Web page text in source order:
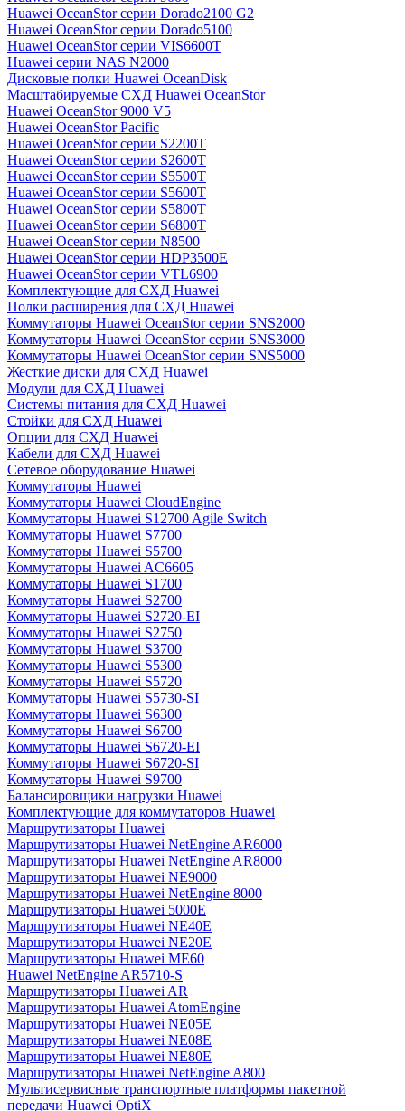
Huawei OceanStor серии Dorado2100 G2
Huawei OceanStor серии Dorado5100
Huawei OceanStor серии VIS6600T
Huawei серии NAS N2000
Дисковые полки Huawei OceanDisk
Масштабируемые СХД Huawei OceanStor
Huawei OceanStor 9000 V5
Huawei OceanStor Pacific
Huawei OceanStor серии S2200T
Huawei OceanStor серии S2600T
Huawei OceanStor серии S5500T
Huawei OceanStor серии S5600T
Huawei OceanStor серии S5800T
Huawei OceanStor серии S6800T
Huawei OceanStor серии N8500
Huawei OceanStor серии HDP3500E
Huawei OceanStor серии VTL6900
Комплектующие для СХД Huawei
Полки расширения для СХД Huawei
Коммутаторы Huawei OceanStor серии SNS2000
Коммутаторы Huawei OceanStor серии SNS3000
Коммутаторы Huawei OceanStor серии SNS5000
Жесткие диски для СХД Huawei
Модули для СХД Huawei
Системы питания для СХД Huawei
Стойки для СХД Huawei
Опции для СХД Huawei
Кабели для СХД Huawei
Сетевое оборудование Huawei
Коммутаторы Huawei
Коммутаторы Huawei CloudEngine
Коммутаторы Huawei S12700 Agile Switch
Коммутаторы Huawei S7700
Коммутаторы Huawei S5700
Коммутаторы Huawei AC6605
Коммутаторы Huawei S1700
Коммутаторы Huawei S2700
Коммутаторы Huawei S2720-EI
Коммутаторы Huawei S2750
Коммутаторы Huawei S3700
Коммутаторы Huawei S5300
Коммутаторы Huawei S5720
Коммутаторы Huawei S5730-SI
Коммутаторы Huawei S6300
Коммутаторы Huawei S6700
Коммутаторы Huawei S6720-EI
Коммутаторы Huawei S6720-SI
Коммутаторы Huawei S9700
Балансировщики нагрузки Huawei
Комплектующие для коммутаторов Huawei
Маршрутизаторы Huawei
Маршрутизаторы Huawei NetEngine AR6000
Маршрутизаторы Huawei NetEngine AR8000
Маршрутизаторы Huawei NE9000
Маршрутизаторы Huawei NetEngine 8000
Маршрутизаторы Huawei 5000E
Маршрутизаторы Huawei NE40E
Маршрутизаторы Huawei NE20E
Маршрутизаторы Huawei ME60
Huawei NetEngine AR5710-S
Маршрутизаторы Huawei AR
Маршрутизаторы Huawei AtomEngine
Маршрутизаторы Huawei NE05E
Маршрутизаторы Huawei NE08E
Маршрутизаторы Huawei NE80E
Маршрутизаторы Huawei NetEngine A800
Мультисервисные транспортные платформы пакетной
передачи Huawei OptiX